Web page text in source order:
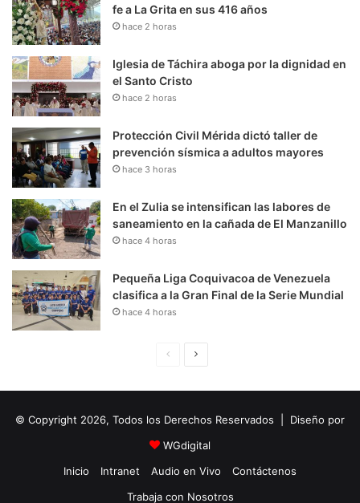
fe a La Grita en sus 416 años
hace 2 horas
Iglesia de Táchira aboga por la dignidad en
el Santo Cristo
hace 2 horas
Protección Civil Mérida dictó taller de
prevención sísmica a adultos mayores
hace 3 horas
En el Zulia se intensifican las labores de
saneamiento en la cañada de El Manzanillo
hace 4 horas
Pequeña Liga Coquivacoa de Venezuela
clasifica a la Gran Final de la Serie Mundial
hace 4 horas
i
n
a
u
i
e
© Copyright 2026, Todos los Derechos Reservados | Diseño por
WGdigital
Inicio
Intranet Audio en Vivo
Contáctenos
Trabaja con Nosotros